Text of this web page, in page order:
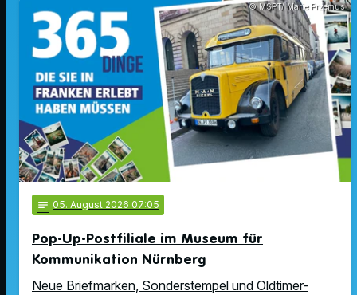
© MSPT/ Marie Przemus
notes 05. August 2026 07:05
Pop-Up-Postfiliale im Museum für
Kommunikation Nürnberg
Neue Briefmarken, Sonderstempel und Oldtimer-